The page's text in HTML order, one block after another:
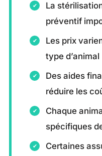
La
préventif
Les prix
type d’animal
Des aides
réduire les
Chaque
spécifiques
Certaines